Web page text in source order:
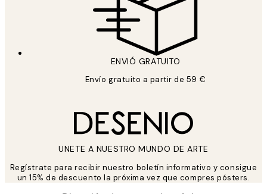
ENVIÓ GRATUITO
Envío gratuito a partir de 59 €
UNETE A NUESTRO MUNDO DE ARTE
Regístrate para recibir nuestro boletín informativo y consigue
un 15% de descuento la próxima vez que compres pósters.